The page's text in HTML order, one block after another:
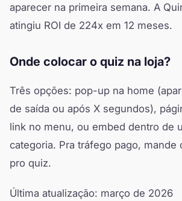
aparecer na primeira semana. A
atingiu ROI de 224x em 12 meses.
Onde colocar o quiz na loja?
Três opções: pop-up na home
de saída ou após X segundos),
link no menu, ou embed dentro de
categoria. Pra tráfego pago, mande
pro quiz.
Última atualização: março de 2026